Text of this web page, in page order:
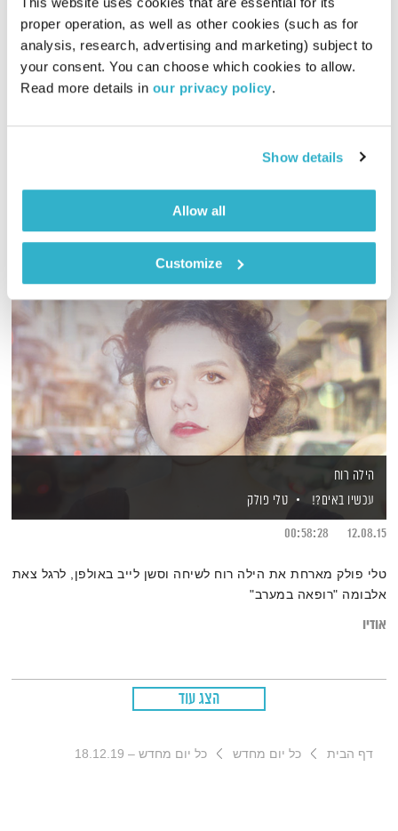
proper operation, as well as other cookies (such as for
analysis, research, advertising and marketing) subject to
your consent. You can choose which cookies to allow.
Read more details in our privacy policy.
Show details
Allow all
Customize
מנועים קדימה
גלית גורא-עיני
23.08.22
00:59:53
אודיו
הילה רוח
עכשיו באים?!
טלי פולק
12.08.15
00:58:28
טלי פולק מארחת את הילה רוח לשיחה וסשן לייב באולפן, לרגל צאת
אלבומה "רופאה במערב"
אודיו
הצג עוד
דף הבית כל יום מחדש כל יום מחדש – 18.12.19